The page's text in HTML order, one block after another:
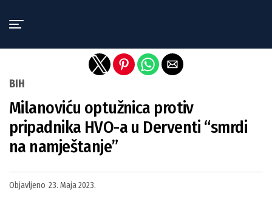
BIH
Milanoviću optužnica protiv
pripadnika HVO-a u Derventi “smrdi
na namještanje”
Objavljeno 23. Maja 2023.